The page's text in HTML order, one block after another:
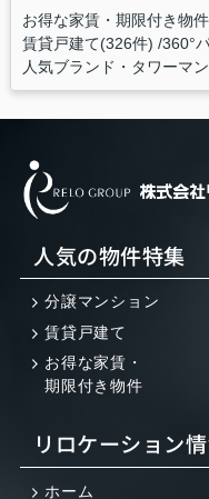
お得な家賃・期限付き物
賃貸戸建て(326件) 360°
人気ブランド・タワーマ
人気の物件特集
分譲マンション
賃貸戸建て
お得な家賃・
期限付き物件
リロケーション
ホーム